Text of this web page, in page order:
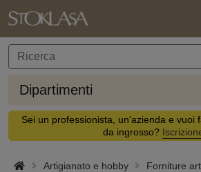
Dipartimenti
Sei un professionista, un'azienda e vuoi
da ingrosso?
Artigianato e hobby Forniture